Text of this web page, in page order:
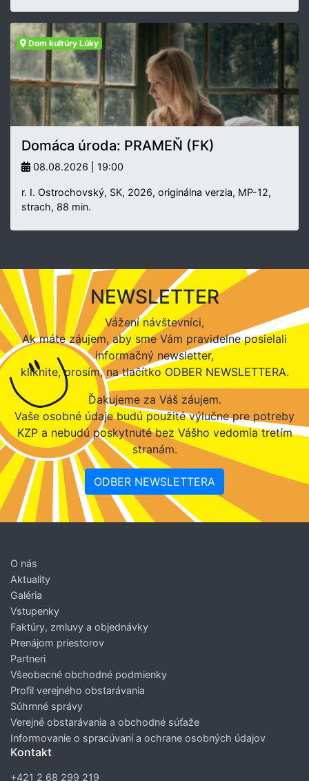
Dom kultúry Lúky
Domáca úroda: PRAMEŇ (FK)
08.08.2026 | 19:00
r. I. Ostrochovský, SK, 2026, originálna verzia, MP-12,
strach, 88 min.
NEWSLETTER
Vážení návštevníci,
Ak máte záujem, aby sme Vám pravidelne posielali
informačný newsletter,
kliknite, prosím, na tlačítko ODBER NEWSLETTERA.
Ďakujeme za Váš záujem.
Vaše osobné údaje budú použité výlučne pre potreby
KZP a nebudú poskytnuté bez Vášho vedomia tretím
stranám.
ODBER NEWSLETTERA
O nás
Aktuality
Galéria
Vstupenky
Faktúry, zmluvy a objednávky
Prenájom priestorov
Partneri
Všeobecné obchodné podmienky
Profil verejného obstarávania
Súhrnné správy
Verejné obstarávania a obchodné súťaže
Informovanie o spracúvaní a ochrane osobných údajov
Kontakt
+421 2 68 299 219